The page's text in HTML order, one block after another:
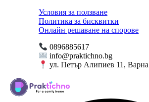
Условия за ползване
Политика за бисквитки
Онлайн решаване на спорове
0896885617
info@praktichno.bg
ул. Петър Алипиев 11, Варна